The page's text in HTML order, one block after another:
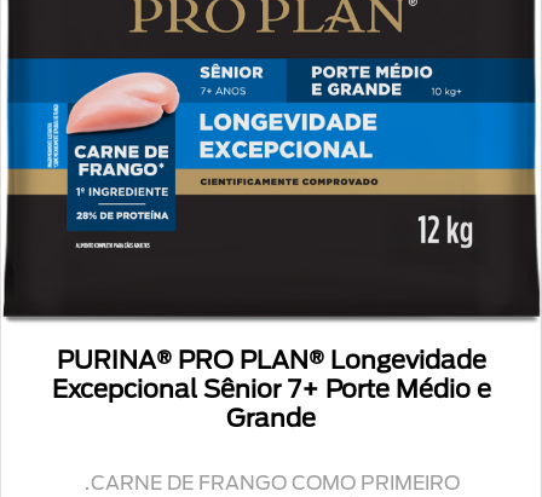
Longevidade
7+ Porte Médio e
COMO PRIMEIRO
PURINA® PRO
Minis
ALIMENTO DE ALTA